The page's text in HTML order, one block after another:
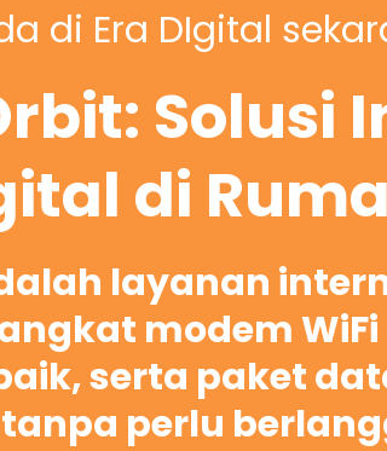
di Era DIgital
Solusi
di
layanan
modem
serta paket
perlu